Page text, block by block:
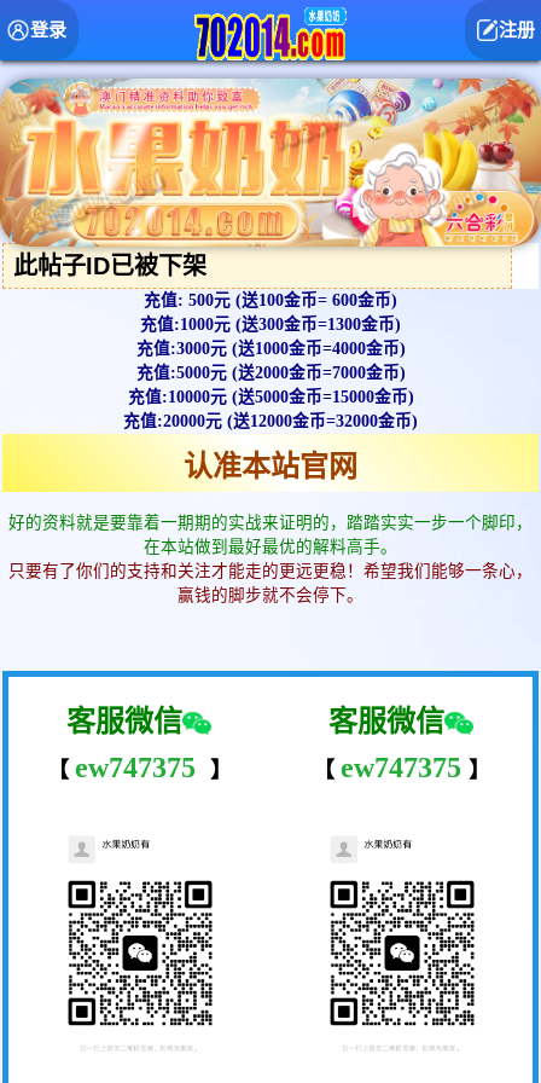
注册
登录
此帖子ID已被下架
充值: 500元 (送100金币= 600金币)
充值:1000元 (送300金币=1300金币)
充值:3000元 (送1000金币=4000金币)
充值:5000元 (送2000金币=7000金币)
充值:10000元 (送5000金币=15000金币)
充值:20000元 (送12000金币=32000金币)
认准本站官网
好的资料就是要靠着一期期的实战来证明的，踏踏实实一步一个脚印，
在本站做到最好最优的解料高手。
只要有了你们的支持和关注才能走的更远更稳！希望我们能够一条心，
赢钱的脚步就不会停下。
客服微信
【 ew747375 】
客服微信
【 ew747375 】